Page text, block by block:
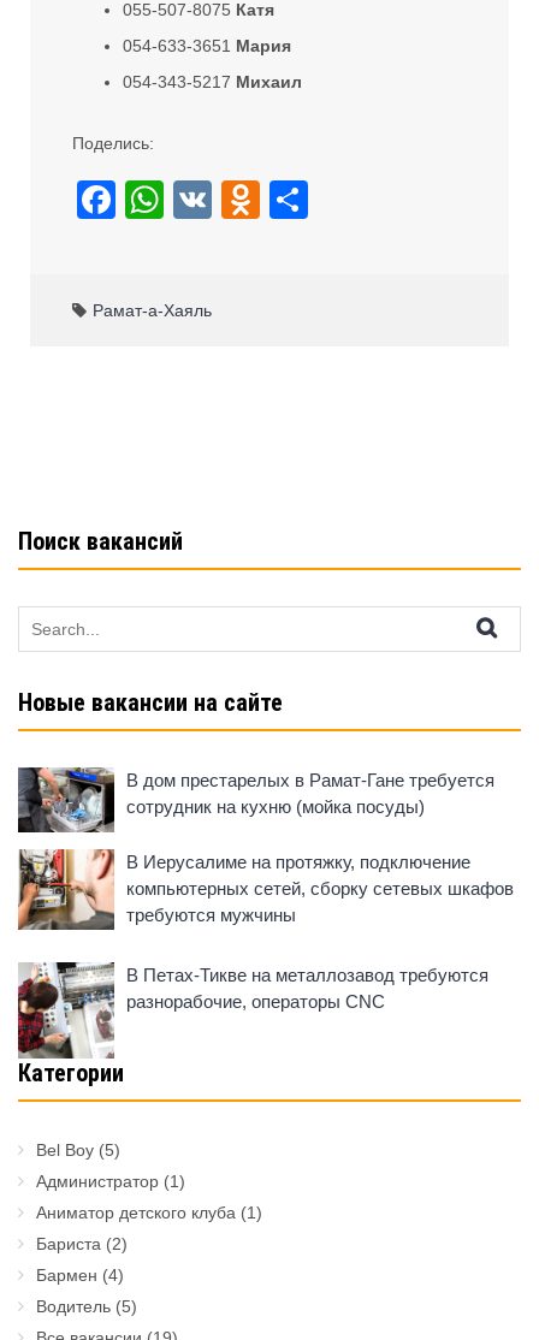
055-507-8075 Катя
054-633-3651 Мария
054-343-5217 Михаил
Поделись:
F
e
W
s
V
O
Рамат-а-Хаяль
Поиск вакансий
for:
Новые вакансии на сайте
В дом престарелых в Рамат-Гане требуется
сотрудник на кухню (мойка посуды)
В Иерусалиме на протяжку, подключение
компьютерных сетей, сборку сетевых шкафов
требуются мужчины
В Петах-Тикве на металлозавод требуются
разнорабочие, операторы CNC
Категории
Bel Boy (5)
Администратор (1)
Аниматор детского клуба (1)
Бариста (2)
Бармен (4)
Водитель (5)